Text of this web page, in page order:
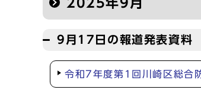
2025年9月
9月17日の報道発表資料
令和7年度第1回川崎区総合